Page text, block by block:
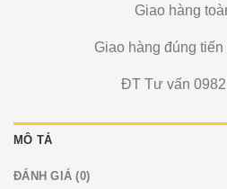
Giao hàng
Giao hàng đúng
ĐT Tư vấn
MÔ TẢ
ĐÁNH GIÁ (0)